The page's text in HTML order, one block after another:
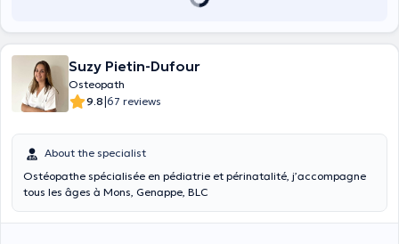
Suzy Pietin-Dufour
Osteopath
9.8|67 reviews
About the specialist
Ostéopathe spécialisée en pédiatrie et périnatalité, j’accompagne
tous les âges à Mons, Genappe, BLC